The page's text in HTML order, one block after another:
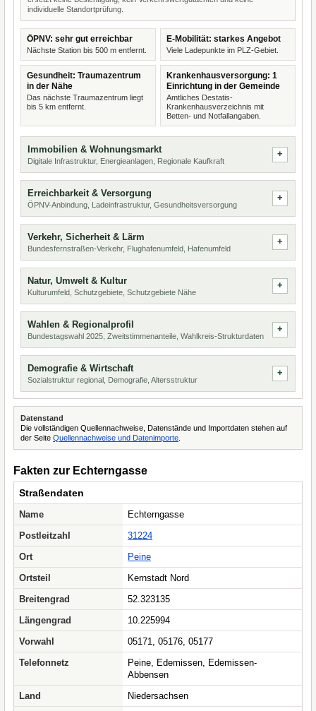
individuelle Standortprüfung.
ÖPNV: sehr gut erreichbar
Nächste Station bis 500 m entfernt.
E-Mobilität: starkes Angebot
Viele Ladepunkte im PLZ-Gebiet.
Gesundheit: Traumazentrum
in der Nähe
Das nächste Traumazentrum liegt
bis 5 km entfernt.
Krankenhausversorgung: 1
Einrichtung in der Gemeinde
Amtliches Destatis-
Krankenhausverzeichnis mit
Betten- und Notfallangaben.
Immobilien & Wohnungsmarkt
Digitale Infrastruktur, Energieanlagen, Regionale Kaufkraft
Erreichbarkeit & Versorgung
ÖPNV-Anbindung, Ladeinfrastruktur, Gesundheitsversorgung
Verkehr, Sicherheit & Lärm
Bundesfernstraßen-Verkehr, Flughafenumfeld, Hafenumfeld
Natur, Umwelt & Kultur
Kulturumfeld, Schutzgebiete, Schutzgebiete Nähe
Wahlen & Regionalprofil
Bundestagswahl 2025, Zweitstimmenanteile, Wahlkreis-Strukturdaten
Demografie & Wirtschaft
Sozialstruktur regional, Demografie, Altersstruktur
Datenstand
Die vollständigen Quellennachweise, Datenstände und Importdaten stehen auf
der Seite Quellennachweise und Datenimporte
Fakten zur Echterngasse
Straßendaten
Name
Echterngasse
Postleitzahl
31224
Ort
Peine
Ortsteil
Kernstadt Nord
Breitengrad
52.323135
Längengrad
10.225994
Vorwahl
05171, 05176, 05177
Telefonnetz
Peine, Edemissen, Edemissen-
Abbensen
Land
Niedersachsen